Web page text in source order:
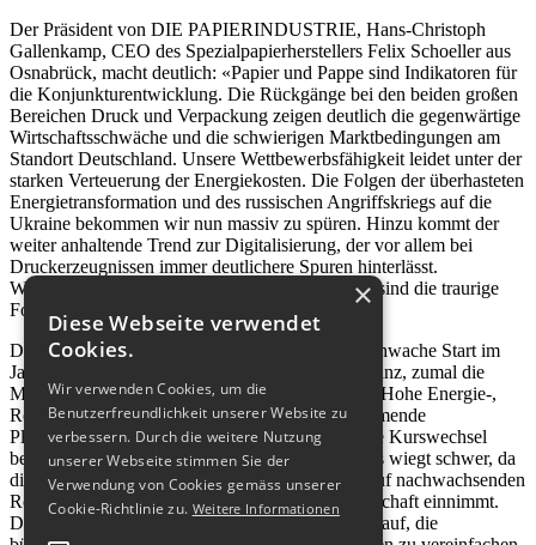
Der Präsident von DIE PAPIERINDUSTRIE, Hans-Christoph
Gallenkamp, CEO des Spezialpapierherstellers Felix Schoeller aus
Osnabrück, macht deutlich: «Papier und Pappe sind Indikatoren für
die Konjunkturentwicklung. Die Rückgänge bei den beiden großen
Bereichen Druck und Verpackung zeigen deutlich die gegenwärtige
Wirtschaftsschwäche und die schwierigen Marktbedingungen am
Standort Deutschland. Unsere Wettbewerbsfähigkeit leidet unter der
starken Verteuerung der Energiekosten. Die Folgen der überhasteten
Energietransformation und des russischen Angriffskriegs auf die
Ukraine bekommen wir nun massiv zu spüren. Hinzu kommt der
weiter anhaltende Trend zur Digitalisierung, der vor allem bei
Druckerzeugnissen immer deutlichere Spuren hinterlässt.
Werksschließungen und Maschinenstilllegungen sind die traurige
Folge.»
Der Einbruch des vergangenen Jahres und der schwache Start im
Jahr 2024 geht vielen Unternehmen an die Substanz, zumal die
Mengenentwicklung schon 2022 rückläufig war. Hohe Energie-,
Rohstoff- und Transportkosten sowie eine zunehmende
Planungsunsicherheit durch kurzfristige politische Kurswechsel
belasten die Branche auch im laufenden Jahr. Das wiegt schwer, da
die Papierindustrie eine wichtige Rolle für eine auf nachwachsenden
Rohstoffen basierende, industrielle Kreislaufwirtschaft einnimmt.
Der Verband fordert die Politik deshalb dringend auf, die
×
Diese Webseite verwendet
Cookies.
Wir verwenden Cookies, um die
Benutzerfreundlichkeit unserer Website zu
verbessern. Durch die weitere Nutzung
unserer Webseite stimmen Sie der
Verwendung von Cookies gemäss unserer
Cookie-Richtlinie zu. Weitere Informationen